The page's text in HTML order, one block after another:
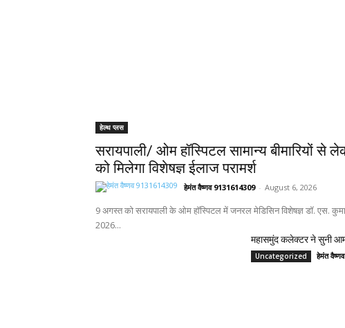
हेल्थ प्लस
सरायपाली/ ओम हॉस्पिटल सामान्य बीमारियों
को मिलेगा विशेषज्ञ ईलाज परामर्श
हेमंत वैष्णव 9131614309 - August 6, 2026
9 अगस्त को सरायपाली के ओम हॉस्पिटल में जनरल मेडिसिन विशेषज्ञ डॉ. एस.
2026...
महासमुंद कलेक्टर ने सुनी
Uncategorized हेमंत